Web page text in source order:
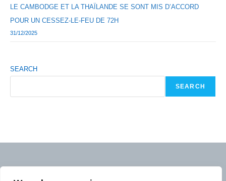
LE CAMBODGE ET LA THAÏLANDE SE SONT MIS D’ACCORD
POUR UN CESSEZ-LE-FEU DE 72H
31/12/2025
SEARCH
SEARCH